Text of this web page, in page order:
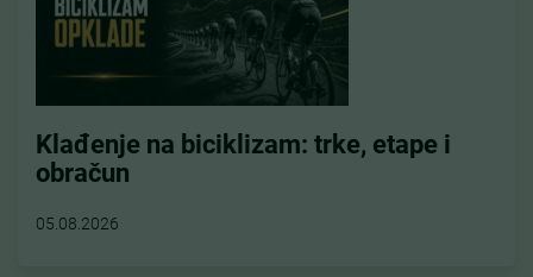
Klađenje na biciklizam: trke, etape i
obračun
05.08.2026